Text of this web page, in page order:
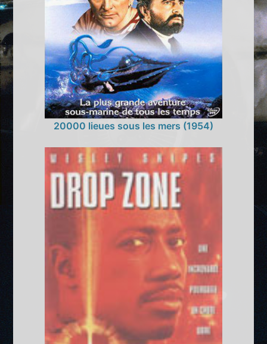
20000 lieues sous les mers (1954)